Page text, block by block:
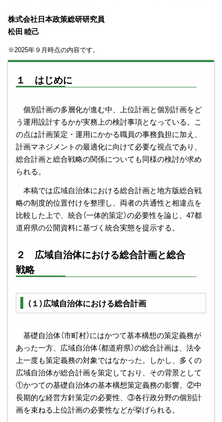
株式会社日本政策総研研究員
松田 睦己
※2025年９月時点の内容です。
１ はじめに
個別計画の多層化が進む中、上位計画と個別計画をど
う運用設計するかが実務上の検討事項となっている。こ
の点は計画策定・運用にかかる職員の事務負担に加え、
計画マネジメントの最適化に向けて必要な視点であり、
総合計画と総合戦略の関係についても同様の検討が求め
られる。
本稿では広域自治体における総合計画と地方版総合戦
略の制度的位置付けを整理し、両者の共通性と相違点を
比較した上で、統合（一体的策定）の必要性を論じ、47都
道府県の公開資料に基づく統合実態を提示する。
２ 広域自治体における総合計画と総合
戦略
（１）広域自治体における総合計画
基礎自治体（市町村）にはかつて基本構想の策定義務が
あった一方、広域自治体（都道府県）の総合計画は、法令
上一度も策定義務の対象ではなかった。しかし、多くの
広域自治体が総合計画を策定しており、その背景として
①かつての基礎自治体の基本構想策定義務の影響、②中
長期的な経営方針策定の必要性、③各行政分野の個別計
画を束ねる上位計画の必要性などが挙げられる。